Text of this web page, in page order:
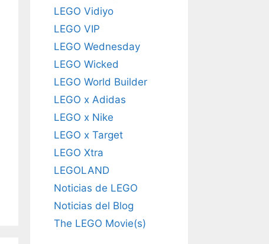
LEGO Vidiyo
LEGO VIP
LEGO Wednesday
LEGO Wicked
LEGO World Builder
LEGO x Adidas
LEGO x Nike
LEGO x Target
LEGO Xtra
LEGOLAND
Noticias de LEGO
Noticias del Blog
The LEGO Movie(s)